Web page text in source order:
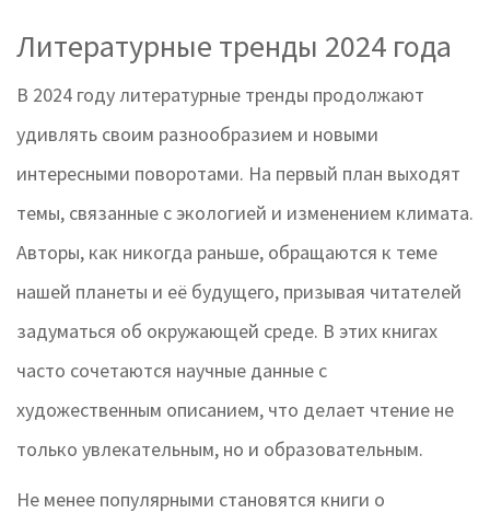
Литературные тренды 2024 года
В 2024 году литературные тренды продолжают
удивлять своим разнообразием и новыми
интересными поворотами. На первый план выходят
темы, связанные с экологией и изменением климата.
Авторы, как никогда раньше, обращаются к теме
нашей планеты и её будущего, призывая читателей
задуматься об окружающей среде. В этих книгах
часто сочетаются научные данные с
художественным описанием, что делает чтение не
только увлекательным, но и образовательным.
Не менее популярными становятся книги о